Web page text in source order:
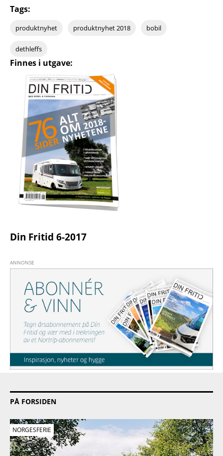
Tags:
produktnyhet produktnyhet 2018 bobil
dethleffs
Finnes i utgave:
Din Fritid 6-2017
PÅ FORSIDEN
NORGESFERIE